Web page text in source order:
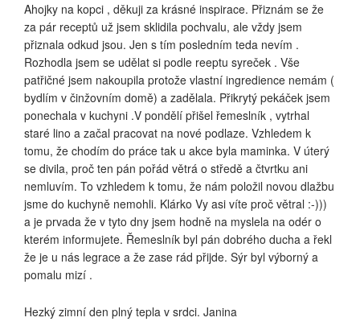
Ahojky na kopci , děkuji za krásné inspirace. Přiznám se že
za pár receptů už jsem sklidila pochvalu, ale vždy jsem
přiznala odkud jsou. Jen s tím posledním teda nevím .
Rozhodla jsem se udělat si podle reeptu syreček . Vše
patřičné jsem nakoupila protože vlastní ingredience nemám (
bydlím v činžovním domě) a zadělala. Přikrytý pekáček jsem
ponechala v kuchyni .V pondělí přišel řemeslník , vytrhal
staré lino a začal pracovat na nové podlaze. Vzhledem k
tomu, že chodím do práce tak u akce byla maminka. V úterý
se divila, proč ten pán pořád větrá o středě a čtvrtku ani
nemluvím. To vzhledem k tomu, že nám položil novou dlažbu
jsme do kuchyně nemohli. Klárko Vy asi víte proč větral :-)))
a je prvada že v tyto dny jsem hodně na myslela na odér o
kterém informujete. Řemeslník byl pán dobrého ducha a řekl
že je u nás legrace a že zase rád přijde. Sýr byl výborný a
pomalu mizí .
Hezký zimní den plný tepla v srdci. Janina